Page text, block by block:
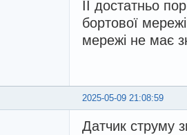
ЇЇ достатньо
бортової
мережі не має
2025-05-09 21:08:59
Датчик струму